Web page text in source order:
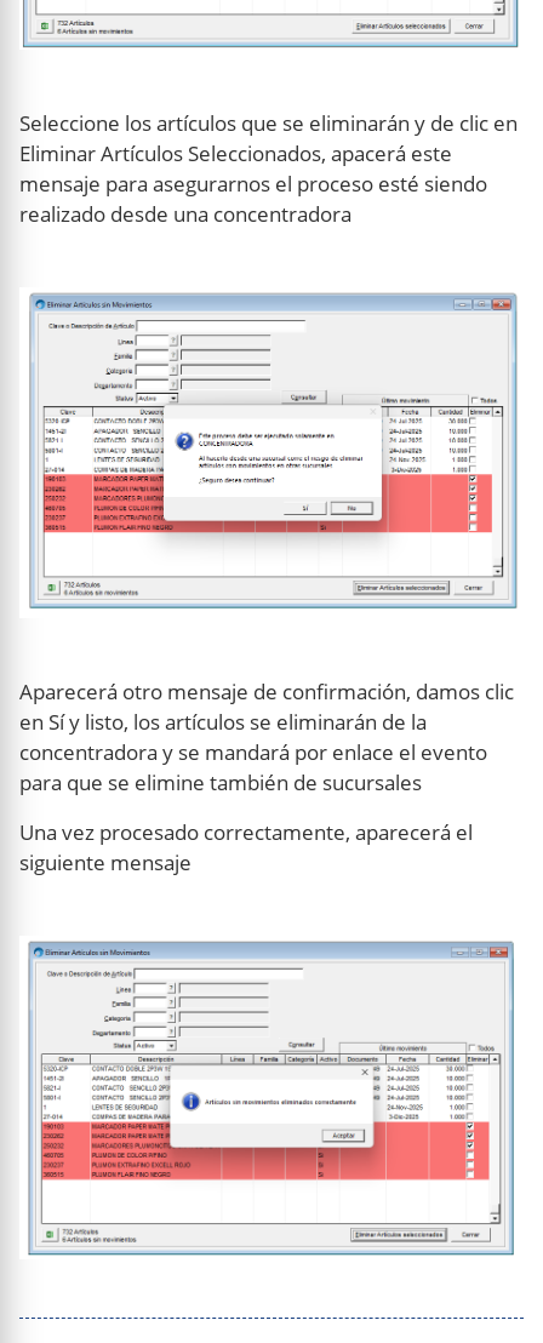
Seleccione los artículos que se eliminarán y de clic en
Eliminar Artículos Seleccionados, apacerá este
mensaje para asegurarnos el proceso esté siendo
realizado desde una concentradora
Aparecerá otro mensaje de confirmación, damos clic
en Sí y listo, los artículos se eliminarán de la
concentradora y se mandará por enlace el evento
para que se elimine también de sucursales
Una vez procesado correctamente, aparecerá el
siguiente mensaje